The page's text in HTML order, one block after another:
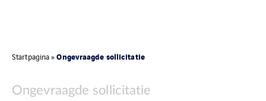
Startpagina»Ongevraagde sollicitatie
Ongevraagde sollicitatie